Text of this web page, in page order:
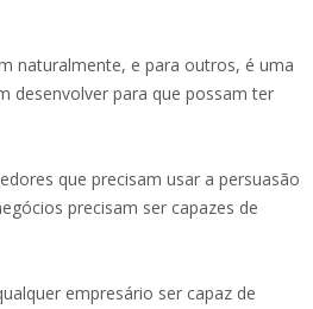
naturalmente, e para outros, é uma
desenvolver para que possam ter
que precisam usar a persuasão
precisam ser capazes de
empresário ser capaz de